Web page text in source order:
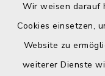
Wir weisen darauf
Cookies einsetzen,
Website zu
weiterer Dienste